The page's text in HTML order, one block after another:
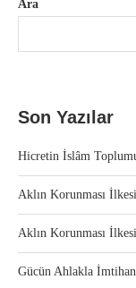
Ara
Son Yazılar
Hicretin İslâm
Aklın Korunması
Aklın Korunması
Gücün Ahlakla